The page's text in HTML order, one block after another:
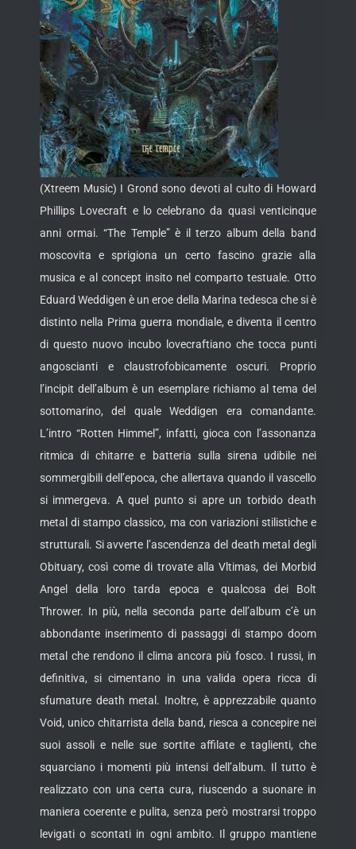
(Xtreem Music) I Grond sono devoti al culto di Howard
Phillips Lovecraft e lo celebrano da quasi venticinque
anni ormai. “The Temple” è il terzo album della band
moscovita e sprigiona un certo fascino grazie alla
musica e al concept insito nel comparto testuale. Otto
Eduard Weddigen è un eroe della Marina tedesca che si è
distinto nella Prima guerra mondiale, e diventa il centro
di questo nuovo incubo lovecraftiano che tocca punti
angoscianti e claustrofobicamente oscuri. Proprio
l’incipit dell’album è un esemplare richiamo al tema del
sottomarino, del quale Weddigen era comandante.
L’intro “Rotten Himmel”, infatti, gioca con l’assonanza
ritmica di chitarre e batteria sulla sirena udibile nei
sommergibili dell’epoca, che allertava quando il vascello
si immergeva. A quel punto si apre un torbido death
metal di stampo classico, ma con variazioni stilistiche e
strutturali. Si avverte l’ascendenza del death metal degli
Obituary, così come di trovate alla Vltimas, dei Morbid
Angel della loro tarda epoca e qualcosa dei Bolt
Thrower. In più, nella seconda parte dell’album c’è un
abbondante inserimento di passaggi di stampo doom
metal che rendono il clima ancora più fosco. I russi, in
definitiva, si cimentano in una valida opera ricca di
sfumature death metal. Inoltre, è apprezzabile quanto
Void, unico chitarrista della band, riesca a concepire nei
suoi assoli e nelle sue sortite affilate e taglienti, che
squarciano i momenti più intensi dell’album. Il tutto è
realizzato con una certa cura, riuscendo a suonare in
maniera coerente e pulita, senza però mostrarsi troppo
levigati o scontati in ogni ambito. Il gruppo mantiene